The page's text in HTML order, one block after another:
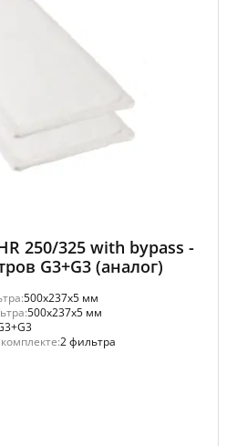
250/325 with bypass -
G3+G3 (аналог)
500x237x5 мм
500x237x5 мм
2 фильтра